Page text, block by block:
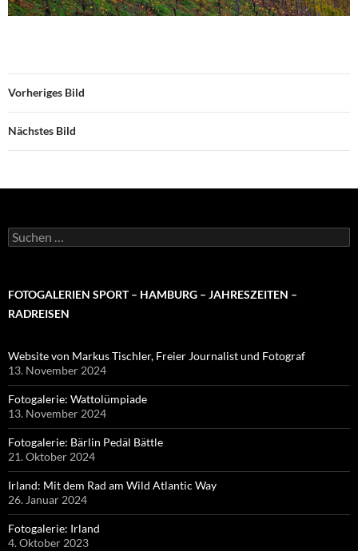
Vorheriges Bild
Nächstes Bild
Suchen
nach:
FOTOGALERIEN SPORT – HAMBURG – JAHRESZEITEN –
RADREISEN
Website von Markus Tischler, Freier Journalist und Fotograf
13. November 2024
Fotogalerie: Wattolümpiade
13. November 2024
Fotogalerie: Bärlin Pedäl Bättle
21. Oktober 2024
Irland: Mit dem Rad am Wild Atlantic Way
26. Januar 2024
Fotogalerie: Irland
4. Oktober 2023